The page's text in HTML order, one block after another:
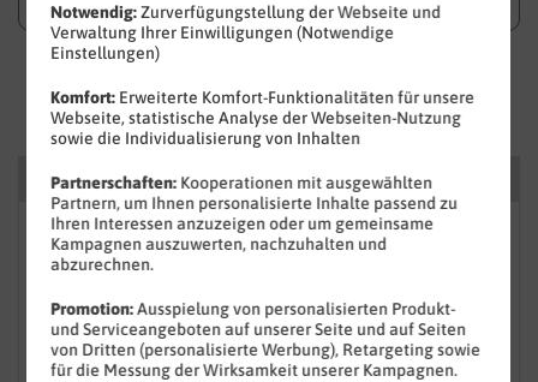
Suchen
Kategorien
FAQ: Am häufigsten gesucht
Festnetz-Geräte
Notwendig:Zurverfügungstellung der Webseite und
Verwaltung Ihrer Einwilligungen (Notwendige
Einstellungen)
Komfort: Erweiterte Komfort-Funktionalitäten für unsere
Webseite, statistische Analyse der Webseiten-Nutzung
sowie die Individualisierung von Inhalten
Partnerschaften: Kooperationen mit ausgewählten
Partnern, um Ihnen personalisierte Inhalte passend zu
Ihren Interessen anzuzeigen oder um gemeinsame
Kampagnen auszuwerten, nachzuhalten und
abzurechnen.
Promotion:Ausspielung von personalisierten Produkt-
und Serviceangeboten auf unserer Seite und auf Seiten
von Dritten (personalisierte Werbung), Retargeting sowie
für die Messung der Wirksamkeit unserer Kampagnen.